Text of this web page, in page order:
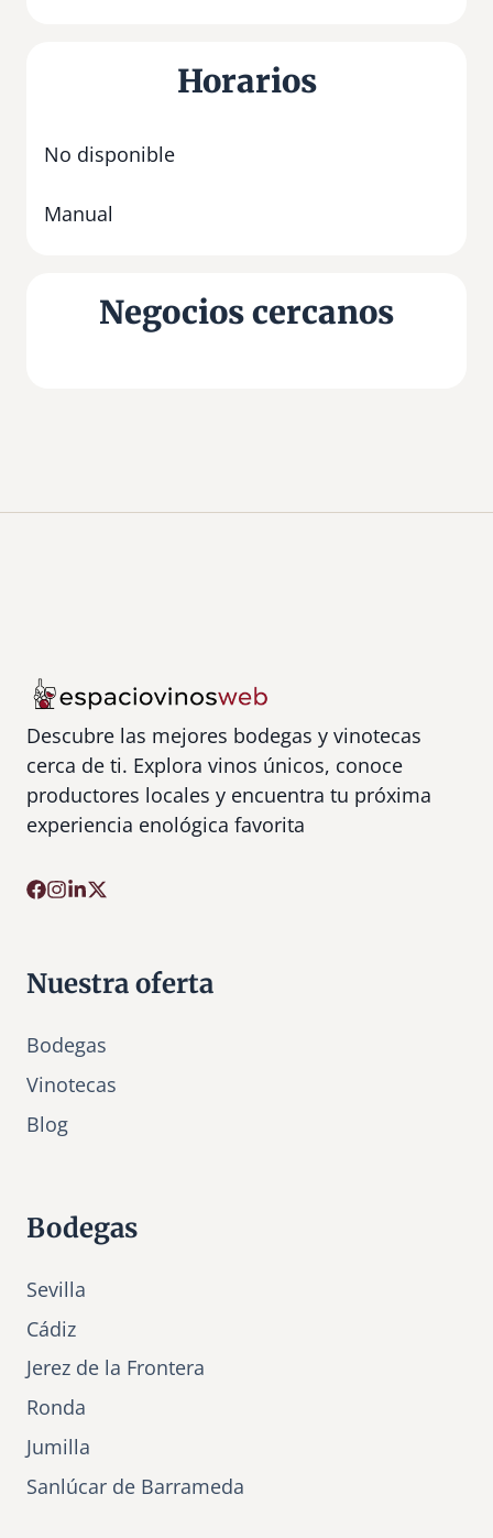
Horarios
No disponible
Manual
Negocios cercanos
Descubre las mejores bodegas y vinotecas
cerca de ti. Explora vinos únicos, conoce
productores locales y encuentra tu próxima
experiencia enológica favorita
Nuestra oferta
Bodegas
Vinotecas
Blog
Bodegas
Sevilla
Cádiz
Jerez de la Frontera
Ronda
Jumilla
Sanlúcar de Barrameda